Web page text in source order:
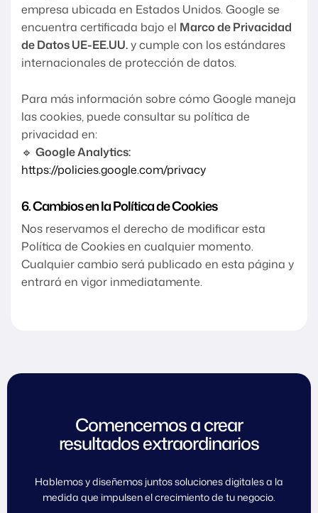
empresa ubicada en Estados Unidos. Google se
encuentra certificada bajo el Marco de Privacidad
de Datos UE-EE.UU.y cumple con los estándares
internacionales de protección de datos.
Para más información sobre cómo Google maneja
las cookies, puede consultar su política de
privacidad en:
🔹 Google Analytics:
https://policies.google.com/privacy
6. Cambios en la Política de Cookies
Nos reservamos el derecho de modificar esta
Política de Cookies en cualquier momento.
Cualquier cambio será publicado en esta página y
entrará en vigor inmediatamente.
Comencemos a crear
resultados extraordinarios
Hablemos y diseñemos juntos soluciones digitales a la
medida que impulsen el crecimiento de tu negocio.